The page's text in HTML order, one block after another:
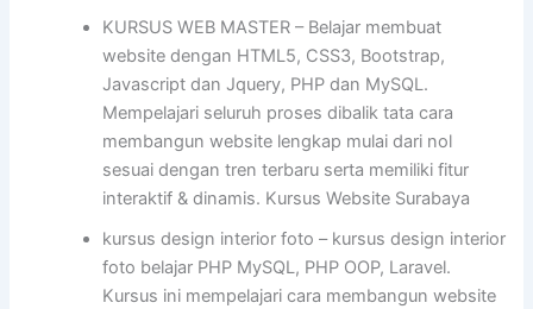
KURSUS WEB MASTER – Belajar membuat
website dengan HTML5, CSS3, Bootstrap,
Javascript dan Jquery, PHP dan MySQL.
Mempelajari seluruh proses dibalik tata cara
membangun website lengkap mulai dari nol
sesuai dengan tren terbaru serta memiliki fitur
interaktif & dinamis. Kursus Website Surabaya
kursus design interior foto – kursus design interior
foto belajar PHP MySQL, PHP OOP, Laravel.
Kursus ini mempelajari cara membangun website